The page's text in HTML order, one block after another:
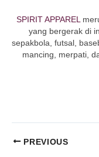
SPIRIT APPAREL
yang bergerak di
sepakbola, futsal,
mancing, merpati,
PREVIOUS